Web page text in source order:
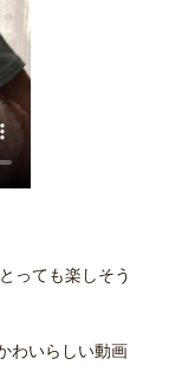
っても楽しそう
わいらしい動画